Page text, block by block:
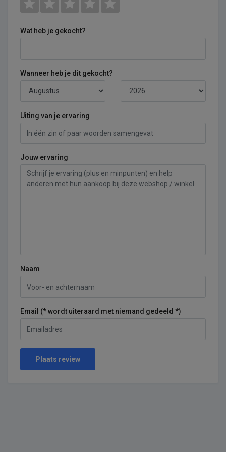
Wat heb je gekocht?
Wanneer heb je dit gekocht?
Uiting van je ervaring
Jouw ervaring
Naam
Email (* wordt uiteraard met niemand gedeeld *)
Plaats review